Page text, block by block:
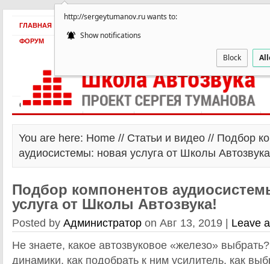
http://sergeytumanov.ru wants to:
Show notifications
Block
ГЛАВНАЯ
ФОРУМ
Статьи и видео Интервью Как оплатить? Заработать!
You are here: Home // Статьи и видео // Подбор
аудиосистемы: новая услуга от Школы
Подбор компонентов
услуга от Школы Автозвука!
Posted by Администратор on Авг 13, 2019 | Leave
Не знаете, какое автозвуковое «железо»
динамики, как подобрать к ним усилитель, как